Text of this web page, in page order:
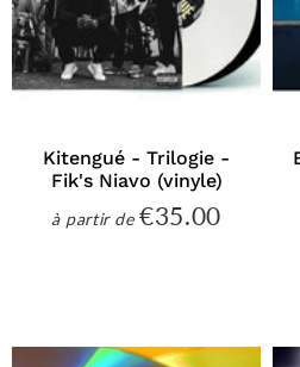
Kitengué - Trilogie -
Fik's Niavo (vinyle)
à partir dePrix
€35.00